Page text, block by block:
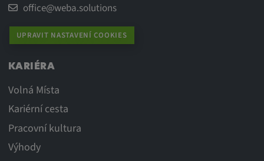
office@weba.solutions
UPRAVIT NASTAVENÍ COOKIES
KARIÉRA
Volná Místa
Kariérní cesta
Pracovní kultura
Výhody
webových stránek.
Trvání cookies:
13 měsíců